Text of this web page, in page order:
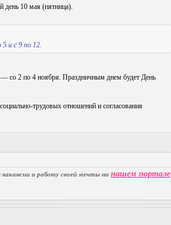
день 10 мая (пятница).
и с 9 по 12.
— со 2 по 4 ноября. Праздничным днем будет День
трудовых отношений и согласования
и работу своей мечты на нашем портале